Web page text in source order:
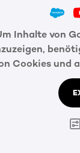
Inhalte von
Cookies und